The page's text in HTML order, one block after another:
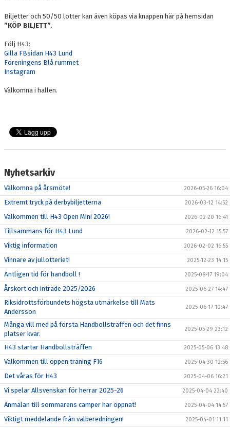
Biljetter och 50/50 lotter kan även köpas via knappen här på hemsidan
”KÖP BILJETT”.
Följ H43:
Gilla FBsidan H43 Lund
Föreningens Blå rummet
Instagram
Välkomna i hallen.
Nyhetsarkiv
Välkomna på årsmöte! 2026-05-26 16:04
Extremt tryck på derbybiljetterna 2026-03-12 14:52
Välkommen till H43 Open Mini 2026! 2026-02-20 16:41
Tillsammans för H43 Lund 2026-02-12 15:57
Viktig information 2026-02-02 16:55
Vinnare av jullotteriet! 2025-12-23 14:15
Äntligen tid för handboll ! 2025-08-17 19:04
Årskort och inträde 2025/2026 2025-06-27 14:47
Riksidrottsförbundets högsta utmärkelse till Mats
Andersson
2025-06-17 10:47
Många vill med på första Handbollsträffen och det finns
platser kvar.
2025-05-29 23:12
H43 startar Handbollsträffen 2025-05-06 13:48
Välkommen till öppen träning F16 2025-04-30 12:56
Det våras för H43 2025-04-06 16:21
Vi spelar Allsvenskan för herrar 2025-26 2025-04-04 22:40
Anmälan till sommarens camper har öppnat! 2025-04-04 14:57
Viktigt meddelande från valberedningen! 2025-04-01 11:11